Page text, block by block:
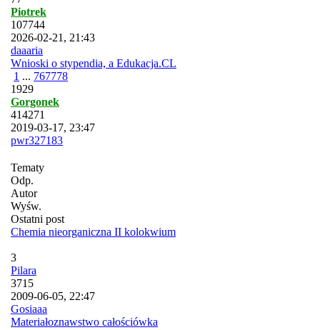
Piotrek
107744
2026-02-21, 21:43
daaaria
Wnioski o stypendia, a Edukacja.CL
1 ... 767778
1929
Gorgonek
414271
2019-03-17, 23:47
pwr327183
Tematy
Odp.
Autor
Wyśw.
Ostatni post
Chemia nieorganiczna II kolokwium
3
Pilara
3715
2009-06-05, 22:47
Gosiaaa
Materiałoznawstwo całościówka